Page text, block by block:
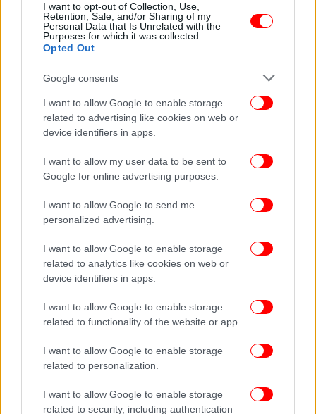
I want to opt-out of Collection, Use,
Retention, Sale, and/or Sharing of my
Personal Data that Is Unrelated with the
Purposes for which it was collected.
Opted Out
Google consents
I want to allow Google to enable storage
related to advertising like cookies on web or
device identifiers in apps.
I want to allow my user data to be sent to
Google for online advertising purposes.
I want to allow Google to send me
personalized advertising.
I want to allow Google to enable storage
related to analytics like cookies on web or
device identifiers in apps.
I want to allow Google to enable storage
related to functionality of the website or app.
I want to allow Google to enable storage
related to personalization.
I want to allow Google to enable storage
related to security, including authentication
Ο Δένδιας απάντησε σε όλα στον Τσαβούσογλου
Ο Νίκος Δένδιας έθεσε ευθέως το σύνολο των
τουρκικών προκλήσεων έναντι της Ελλάδας:
Διαμήνυσε πως αναγκαία προϋπόθεση για τη
βελτίωση των διμερών σχέσεων είναι η
αποκλιμάκωση, η αποφυγή ενεργειών και
δηλώσεων που δυναμιτίζουν. «Πριν από λίγο καιρό,
πριν από λίγους μήνες, οι παραβατικές ενέργειες
είχαν αυξηθεί δραματικά, επιβαρύνοντας τις
προσπάθειες να δημιουργήσουμε κλίμα
εμπιστοσύνης, που σήμερα προσπαθούμε»,
Παραβιάσεις: Απαντώντας στον Τούρκο ομόλογό
του, ο κ. Δένδιας είπε πως η Τουρκία έχει
παραβιάσει στο Αιγαίο και στην Ανατολική
Μεσόγειο το Διεθνές Δίκαιο και τη Σύμβαση για το
Δίκαιο της Θάλασσας, και όχι μόνο αυτό, έχει
Ελλάδας, αναφέροντας πως έχει κάνει 400
υπερπτήσεις πάνω από το ελληνικό έδαφος.
«Μεβλούτ, πάνω από το ελληνικό έδαφος» είπε,
απευθυνόμενος στον Τούρκο υπουργό Εξωτερικών,